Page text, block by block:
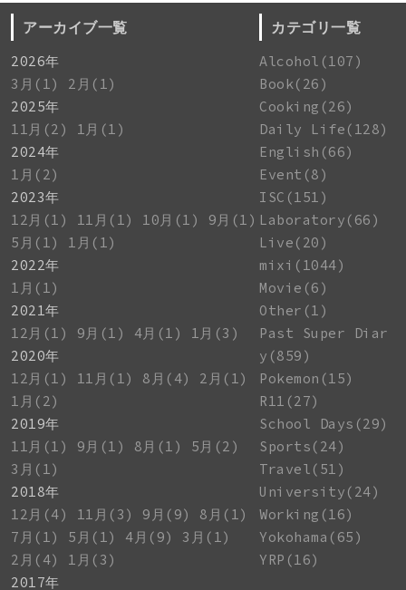
アーカイブ一覧
2026年
3月(1)
2月(1)
2025年
11月(2)
1月(1)
2024年
1月(2)
2023年
12月(1)
11月(1) 10月(1)
9月(1)
5月(1)
1月(1)
2022年
1月(1)
2021年
12月(1)
9月(1) 4月(1)
1月(3)
2020年
12月(1)
11月(1) 8月(4)
2月(1)
1月(2)
2019年
11月(1)
9月(1) 8月(1)
5月(2)
3月(1)
2018年
12月(4)
11月(3) 9月(9)
8月(1)
7月(1)
5月(1) 4月(9)
3月(1)
2月(4)
1月(3)
2017年
カテゴリ一覧
Alcohol(107)
Book(26)
Cooking(26)
Daily Life(128)
English(66)
Event(8)
ISC(151)
Laboratory(66)
Live(20)
mixi(1044)
Movie(6)
Other(1)
Past Super Diar
y(859)
Pokemon(15)
R11(27)
School Days(29)
Sports(24)
Travel(51)
University(24)
Working(16)
Yokohama(65)
YRP(16)